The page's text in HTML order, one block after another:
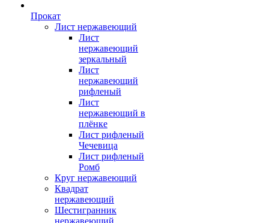
Прокат
Лист нержавеющий
Лист
нержавеющий
зеркальный
Лист
нержавеющий
рифленый
Лист
нержавеющий в
плёнке
Лист рифленый
Чечевица
Лист рифленый
Ромб
Круг нержавеющий
Квадрат
нержавеющий
Шестигранник
нержавеющий